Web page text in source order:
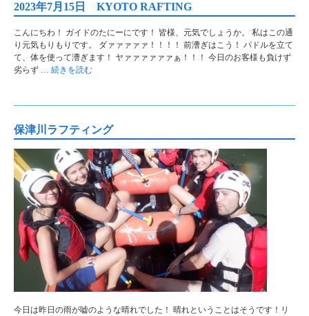
2023年7月15日 KYOTO RAFTING
こんにちわ！ ガイドのたにーにです！ 皆様、元気でしょうか。 私はこの通
り元気もりもりです。 ダァァァァァ！！！！ 前漕ぎはこう！ パドルを立て
て、体を使って漕ぎます！ ヤァァァァァァぁ！！！ 今日のお客様も負けず
劣らず … 続きを読む
保津川ラフティング
今日は昨日の雨が嘘のような晴れでした！ 晴れということはそうです！リ